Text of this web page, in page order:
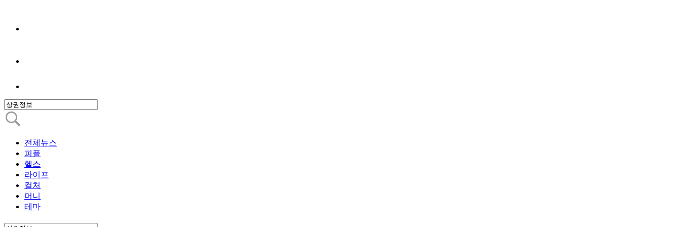
전체뉴스
피플
헬스
라이프
컬처
머니
테마